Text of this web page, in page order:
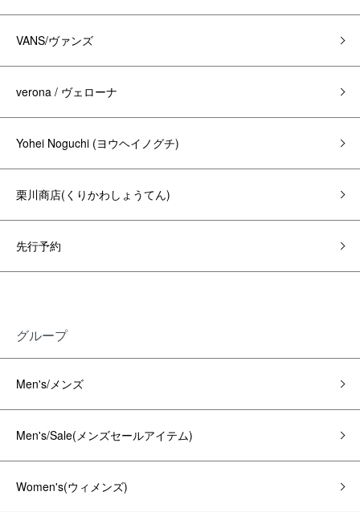
VANS/ヴァンズ
verona / ヴェローナ
Yohei Noguchi (ヨウヘイノグチ)
栗川商店(くりかわしょうてん)
先行予約
グループ
Men's/メンズ
Men's/Sale(メンズセールアイテム)
Women's(ウィメンズ)